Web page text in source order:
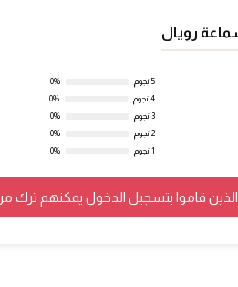
رويال
5 نجوم
0%
4 نجوم
0%
3 نجوم
0%
2 نجوم
0%
1 نجوم
0%
قاموا بتسجيل الدخول يمكنهم ترك